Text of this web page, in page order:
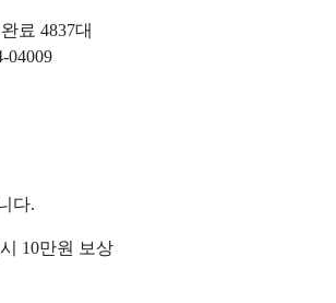
료 4837대
04009
다.
10만원 보상